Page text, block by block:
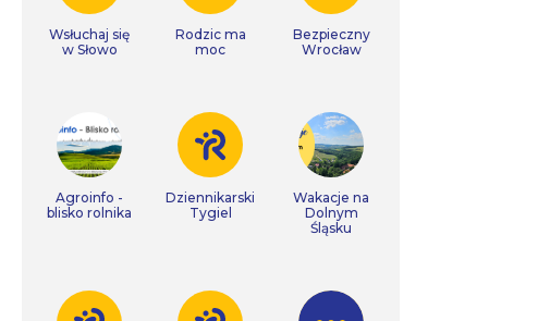
Wsłuchaj się
w Słowo
Rodzic ma
moc
Bezpieczny
Wrocław
Agroinfo -
blisko rolnika
Dziennikarski
Tygiel
Wakacje na
Dolnym
Śląsku